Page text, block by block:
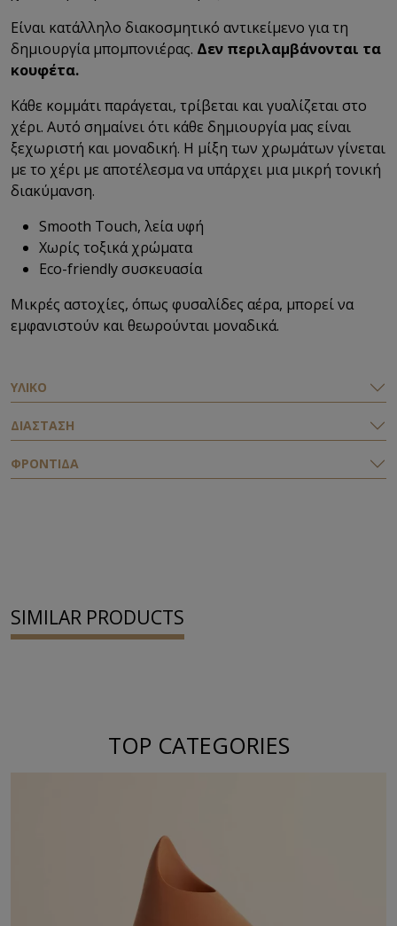
Είναι κατάλληλο διακοσμητικό αντικείμενο για τη
δημιουργία μπομπονιέρας. Δεν περιλαμβάνονται τα
κουφέτα.
Κάθε κομμάτι παράγεται, τρίβεται και γυαλίζεται στο
χέρι. Αυτό σημαίνει ότι κάθε δημιουργία μας είναι
ξεχωριστή και μοναδική. Η μίξη των χρωμάτων γίνεται
με το χέρι με αποτέλεσμα να υπάρχει μια μικρή τονική
διακύμανση.
Smooth Touch, λεία υφή
Χωρίς τοξικά χρώματα
Eco-friendly συσκευασία
Μικρές αστοχίες, όπως φυσαλίδες αέρα, μπορεί να
εμφανιστούν και θεωρούνται μοναδικά.
ΥΛΙΚΟ
ΔΙΑΣΤΑΣΗ
ΦΡΟΝΤΙΔΑ
SIMILAR PRODUCTS
TOP CATEGORIES